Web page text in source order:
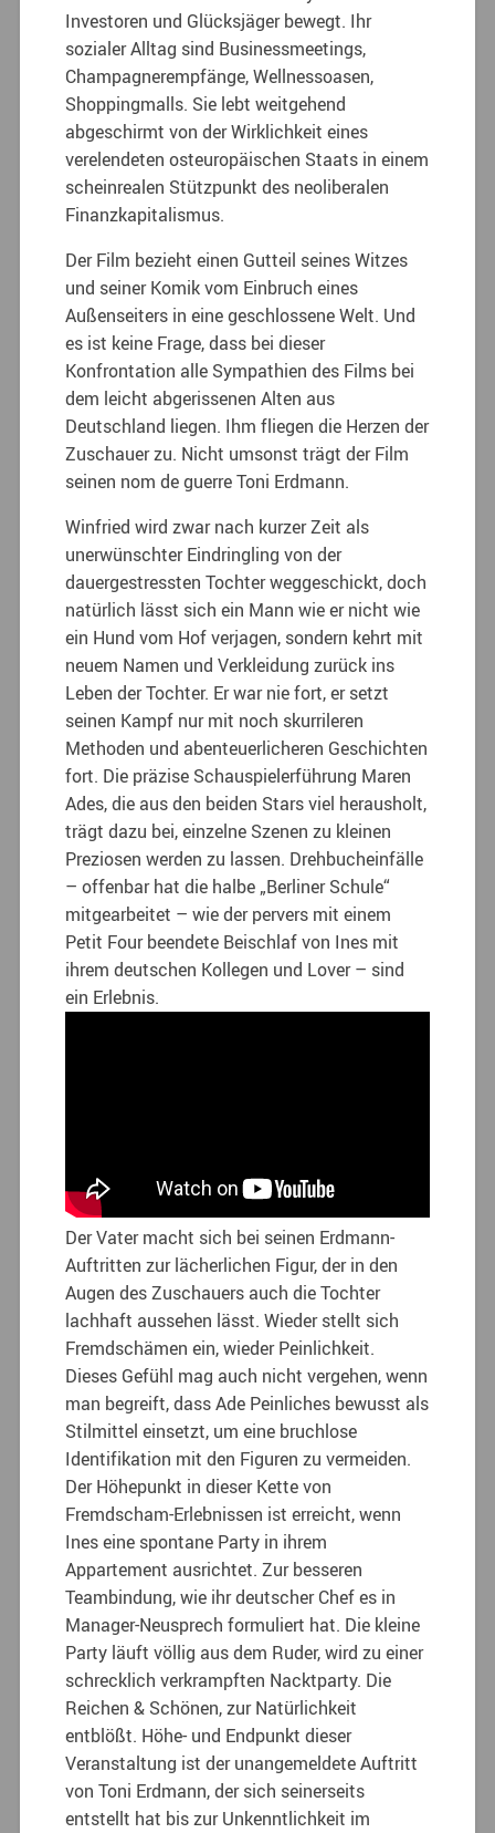
Investoren und Glücksjäger bewegt. Ihr
sozialer Alltag sind Businessmeetings,
Champagnerempfänge, Wellnessoasen,
Shoppingmalls. Sie lebt weitgehend
abgeschirmt von der Wirklichkeit eines
verelendeten osteuropäischen Staats in einem
scheinrealen Stützpunkt des neoliberalen
Finanzkapitalismus.
Der Film bezieht einen Gutteil seines Witzes
und seiner Komik vom Einbruch eines
Außenseiters in eine geschlossene Welt. Und
es ist keine Frage, dass bei dieser
Konfrontation alle Sympathien des Films bei
dem leicht abgerissenen Alten aus
Deutschland liegen. Ihm fliegen die Herzen der
Zuschauer zu. Nicht umsonst trägt der Film
seinen nom de guerre Toni Erdmann.
Winfried wird zwar nach kurzer Zeit als
unerwünschter Eindringling von der
dauergestressten Tochter weggeschickt, doch
natürlich lässt sich ein Mann wie er nicht wie
ein Hund vom Hof verjagen, sondern kehrt mit
neuem Namen und Verkleidung zurück ins
Leben der Tochter. Er war nie fort, er setzt
seinen Kampf nur mit noch skurrileren
Methoden und abenteuerlicheren Geschichten
fort. Die präzise Schauspielerführung Maren
Ades, die aus den beiden Stars viel herausholt,
trägt dazu bei, einzelne Szenen zu kleinen
Preziosen werden zu lassen. Drehbucheinfälle
– offenbar hat die halbe „Berliner Schule“
mitgearbeitet – wie der pervers mit einem
Petit Four beendete Beischlaf von Ines mit
ihrem deutschen Kollegen und Lover – sind
ein Erlebnis.
Der Vater macht sich bei seinen Erdmann-
Auftritten zur lächerlichen Figur, der in den
Augen des Zuschauers auch die Tochter
lachhaft aussehen lässt. Wieder stellt sich
Fremdschämen ein, wieder Peinlichkeit.
Dieses Gefühl mag auch nicht vergehen, wenn
man begreift, dass Ade Peinliches bewusst als
Stilmittel einsetzt, um eine bruchlose
Identifikation mit den Figuren zu vermeiden.
Der Höhepunkt in dieser Kette von
Fremdscham-Erlebnissen ist erreicht, wenn
Ines eine spontane Party in ihrem
Appartement ausrichtet. Zur besseren
Teambindung, wie ihr deutscher Chef es in
Manager-Neusprech formuliert hat. Die kleine
Party läuft völlig aus dem Ruder, wird zu einer
schrecklich verkrampften Nacktparty. Die
Reichen & Schönen, zur Natürlichkeit
entblößt. Höhe- und Endpunkt dieser
Veranstaltung ist der unangemeldete Auftritt
von Toni Erdmann, der sich seinerseits
entstellt hat bis zur Unkenntlichkeit im